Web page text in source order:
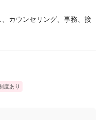
カウンセリング、事務、接
度あり